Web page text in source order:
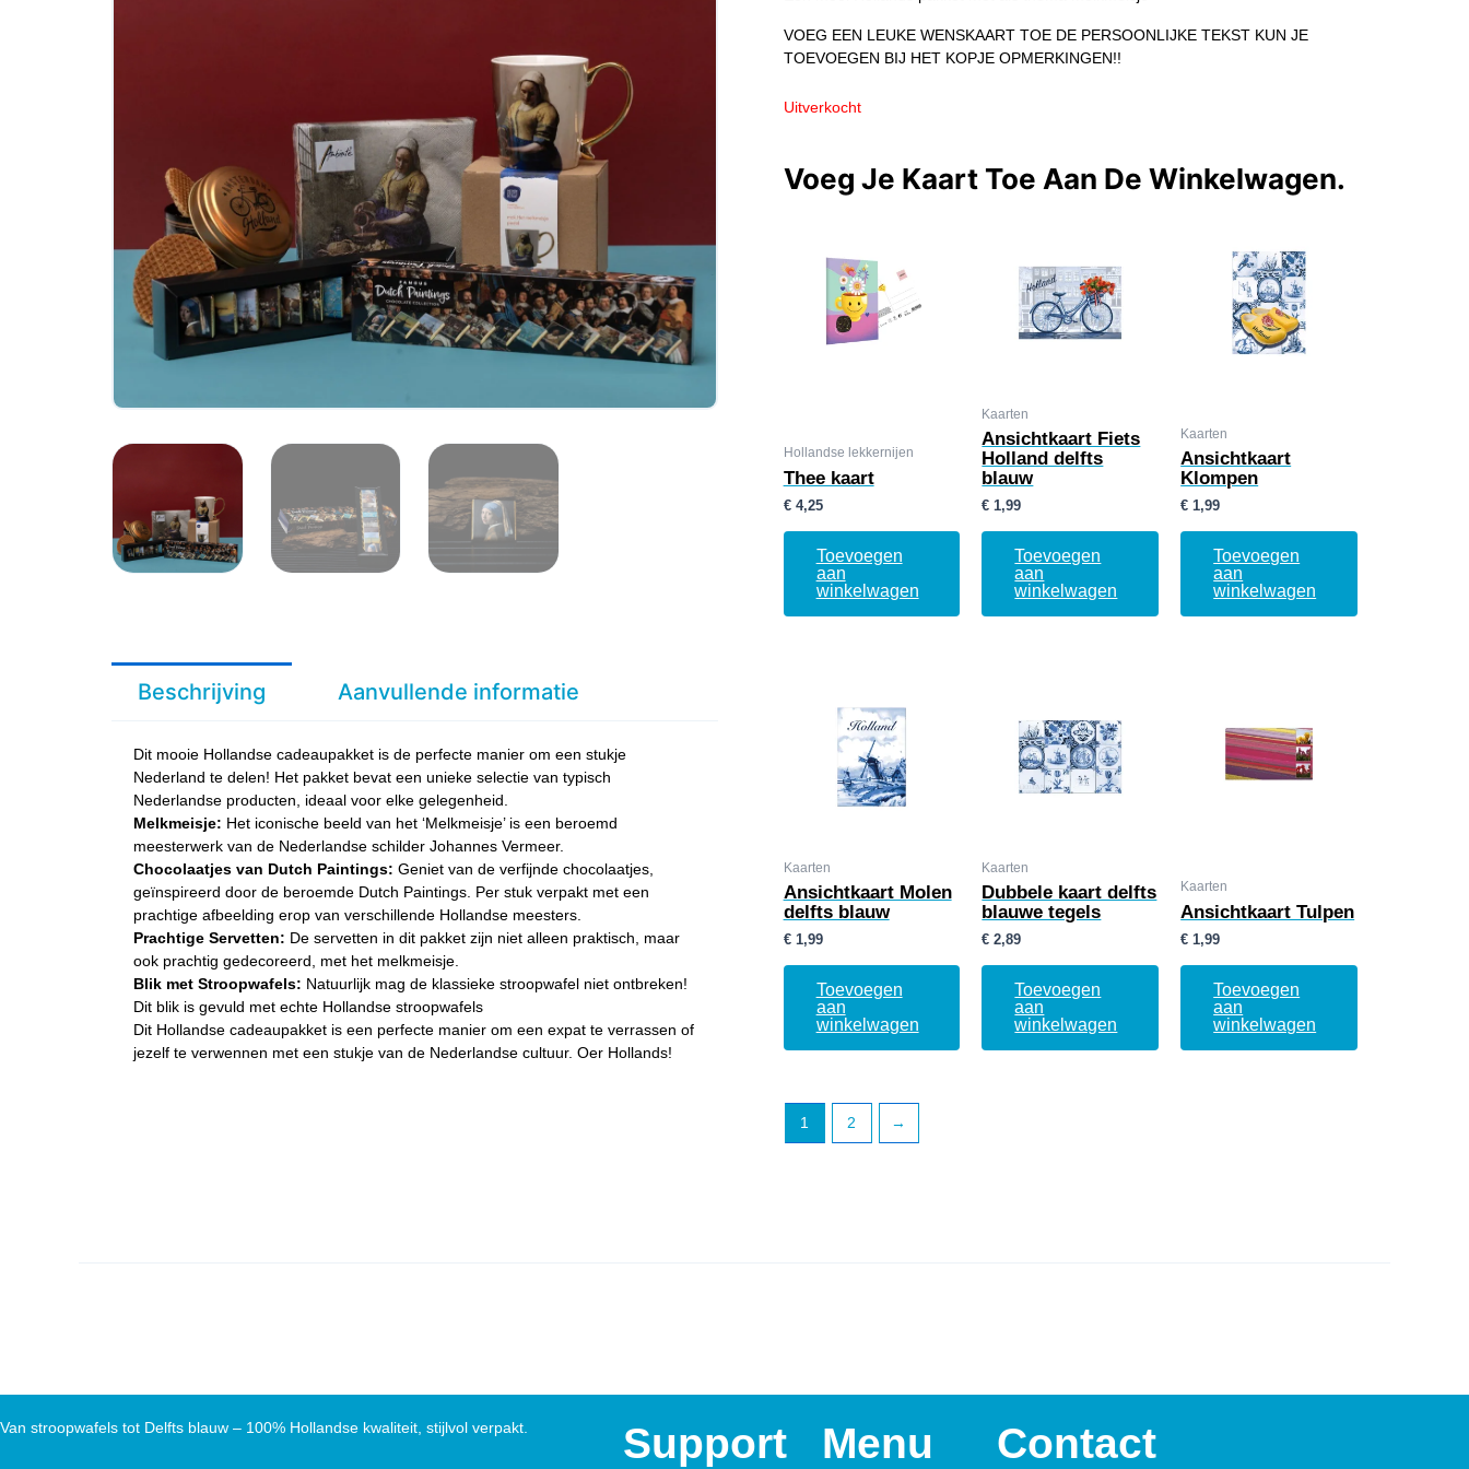
Beschrijving Aanvullende informatie
Dit mooie Hollandse cadeaupakket is de perfecte manier om een stukje
Nederland te delen! Het pakket bevat een unieke selectie van typisch
Nederlandse producten, ideaal voor elke gelegenheid.
Melkmeisje: Het iconische beeld van het ‘Melkmeisje’ is een beroemd
meesterwerk van de Nederlandse schilder Johannes Vermeer.
Chocolaatjes van Dutch Paintings: Geniet van de verfijnde chocolaatjes,
geïnspireerd door de beroemde Dutch Paintings. Per stuk verpakt met een
prachtige afbeelding erop van verschillende Hollandse meesters.
Prachtige Servetten: De servetten in dit pakket zijn niet alleen praktisch, maar
ook prachtig gedecoreerd, met het melkmeisje.
Blik met Stroopwafels: Natuurlijk mag de klassieke stroopwafel niet ontbreken!
Dit blik is gevuld met echte Hollandse stroopwafels
Dit Hollandse cadeaupakket is een perfecte manier om een expat te verrassen of
jezelf te verwennen met een stukje van de Nederlandse cultuur. Oer Hollands!
VOEG EEN LEUKE WENSKAART TOE DE PERSOONLIJKE TEKST KUN JE
TOEVOEGEN BIJ HET KOPJE OPMERKINGEN!!
Uitverkocht
Voeg Je Kaart Toe Aan De Winkelwagen.
Hollandse lekkernijen
Thee kaart
€4,25
Toevoegen
aan
winkelwagen
Kaarten
Ansichtkaart Fiets
Holland delfts
blauw
€ 1,99
Toevoegen
aan
winkelwagen
Kaarten
Ansichtkaart
Klompen
€ 1,99
Toevoegen
aan
winkelwagen
Kaarten
Ansichtkaart Molen
delfts blauw
€1,99
Toevoegen
aan
winkelwagen
Kaarten
Dubbele kaart delfts
blauwe tegels
€ 2,89
Toevoegen
aan
winkelwagen
Kaarten
Ansichtkaart Tulpen
€ 1,99
Toevoegen
aan
winkelwagen
1 2 →
Van stroopwafels tot Delfts blauw – 100% Hollandse kwaliteit, stijlvol verpakt. Support Menu Contact